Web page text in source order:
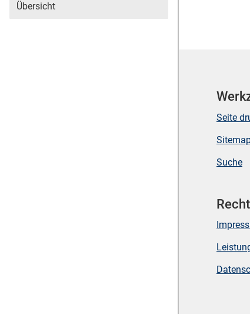
Übersicht
Seite
Suche